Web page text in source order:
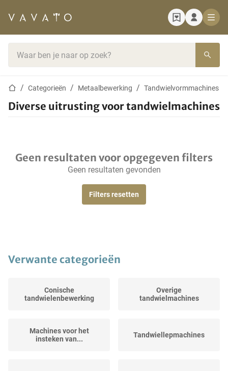
StartpaginaCategorieën Metaalbewerking Tandwielvormmachines
Diverse uitrusting voor tandwielmachines
Geen resultaten voor opgegeven filters
Geen resultaten gevonden
Filters resetten
Verwante categorieën
Conische
tandwielenbewerking
Overige
tandwielmachines
Machines voor het
insteken van...
Tandwiellepmachines